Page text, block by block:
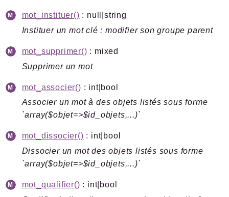
mot_instituer() : null|string
Instituer un mot clé : modifier son groupe parent
mot_supprimer() : mixed
Supprimer un mot
mot_associer() : int|bool
Associer un mot à des objets listés sous forme
`array($objet=>$id_objets,...)`
mot_dissocier() : int|bool
Dissocier un mot des objets listés sous forme
`array($objet=>$id_objets,...)`
mot_qualifier() : int|bool